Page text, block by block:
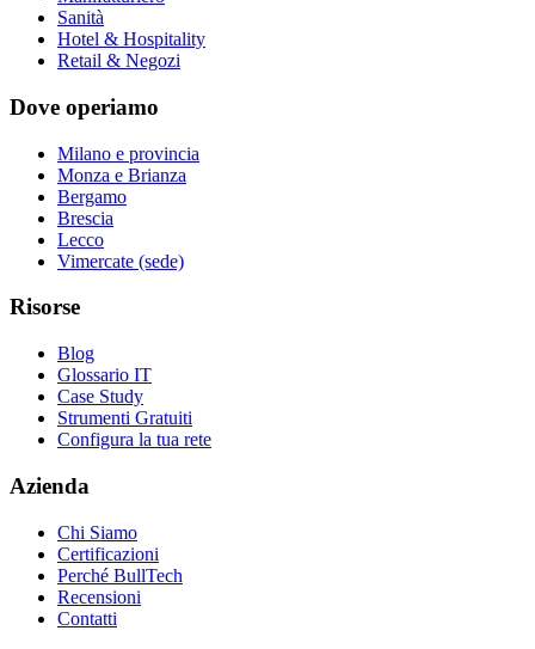
Sanità
Hotel & Hospitality
Retail & Negozi
Dove operiamo
Milano e provincia
Monza e Brianza
Bergamo
Brescia
Lecco
Vimercate (sede)
Risorse
Blog
Glossario IT
Case Study
Strumenti Gratuiti
Configura la tua rete
Azienda
Chi Siamo
Certificazioni
Perché BullTech
Recensioni
Contatti